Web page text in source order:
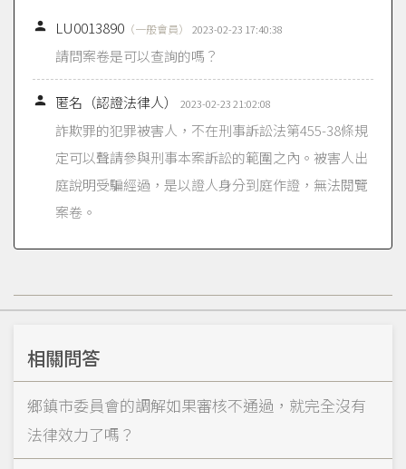
 LU0013890 （一般會員） 2023-02-23 17:40:38
請問案卷是可以查詢的嗎？
 匿名（認證法律人） 2023-02-23 21:02:08
詐欺罪的犯罪被害人，不在刑事訴訟法第455-38條規
定可以聲請參與刑事本案訴訟的範圍之內。被害人出
庭說明受騙經過，是以證人身分到庭作證，無法閱覽
案卷。
相關問答
鄉鎮市委員會的調解如果審核不通過，就完全沒有
法律效力了嗎？